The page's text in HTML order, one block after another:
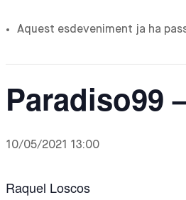
Aquest esdeveniment ja ha
Paradiso99
10/05/2021 13:00
Raquel Loscos